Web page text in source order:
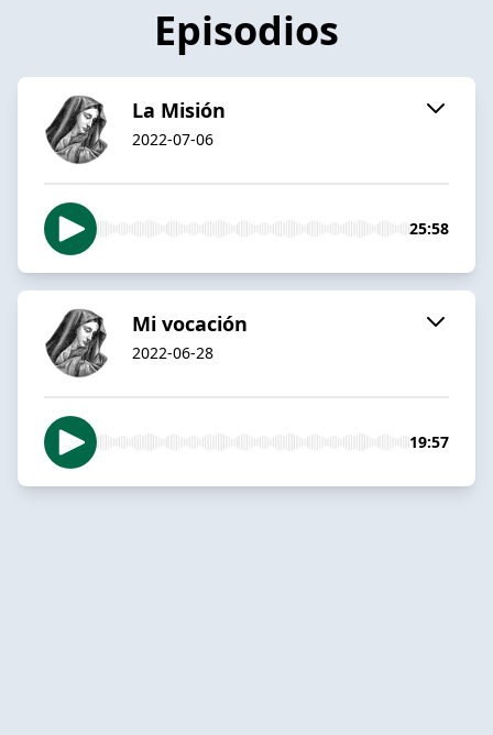
Episodios
La Misión
2022-07-06
25:58
Mi vocación
2022-06-28
19:57